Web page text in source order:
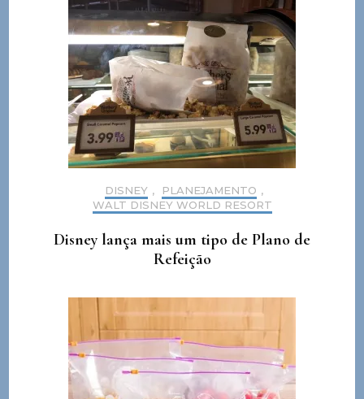
DISNEY , PLANEJAMENTO ,
WALT DISNEY WORLD RESORT
Disney lança mais um tipo de Plano de
Refeição